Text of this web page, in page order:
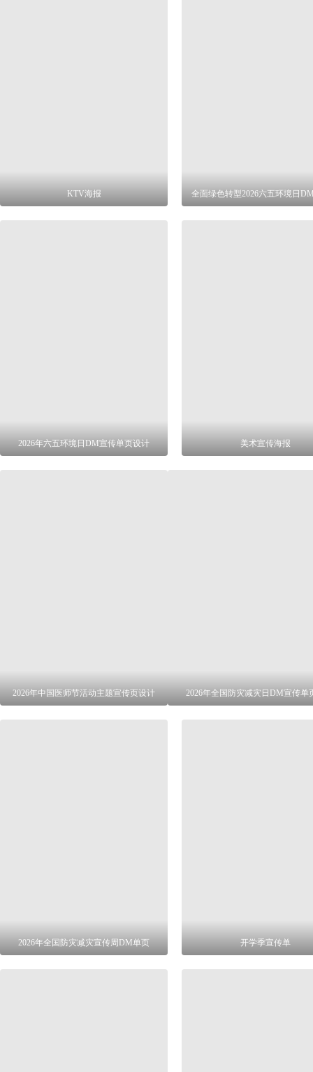
KTV海报 全面绿色转型2026六五环境日
2026年六五环境日DM宣传单页设计 美术宣传海报
2026年中国医师节活动主题宣传页设计 2026年全国防灾减灾日DM宣传单
2026年全国防灾减灾宣传周DM单页 开学季宣传单